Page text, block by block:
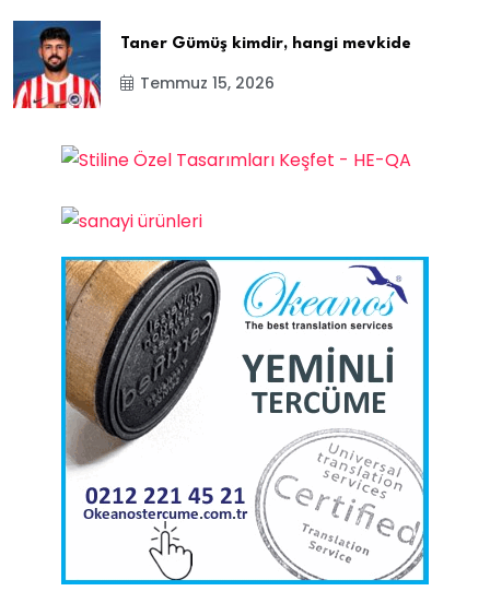
Taner Gümüş kimdir, hangi mevkide
Temmuz 15, 2026